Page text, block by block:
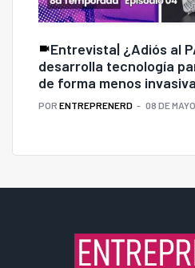
Entrevista| ¿Adiós al
desarrolla tecnología
de forma menos invasiva
POR ENTREPRENERD 08 DE